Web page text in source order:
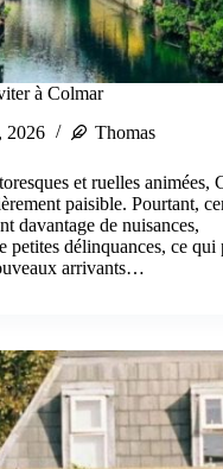
à Colmar
2026
Thomas
et ruelles animées,
paisible. Pourtant,
davantage de nuisances,
petites délinquances, ce qui
arrivants…